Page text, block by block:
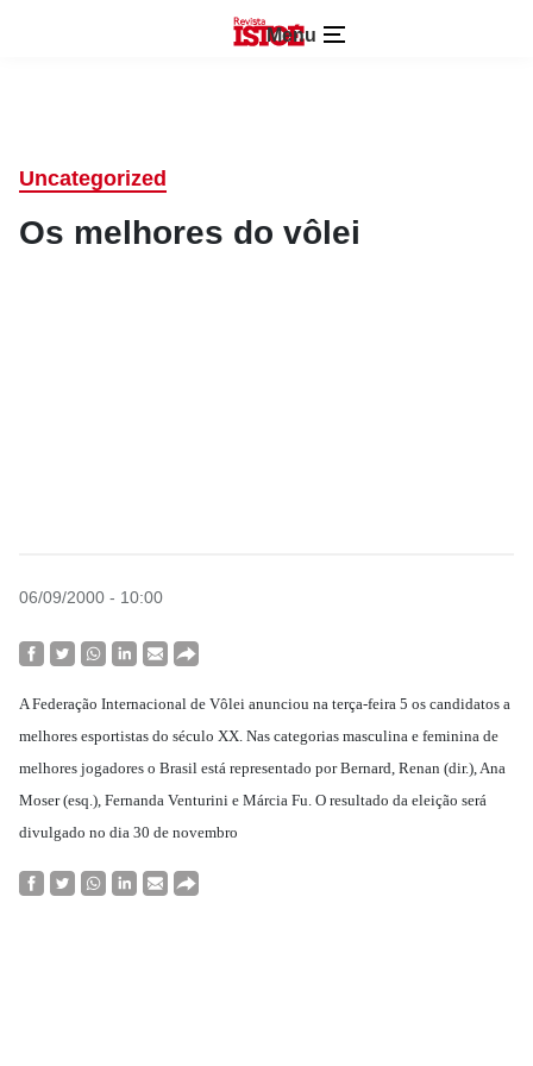
Menu
Uncategorized
Os melhores do vôlei
06/09/2000 - 10:00
A Federação Internacional de Vôlei anunciou na terça-feira 5 os candidatos a
melhores esportistas do século XX. Nas categorias masculina e feminina de
melhores jogadores o Brasil está representado por Bernard, Renan (dir.), Ana
Moser (esq.), Fernanda Venturini e Márcia Fu. O resultado da eleição será
divulgado no dia 30 de novembro